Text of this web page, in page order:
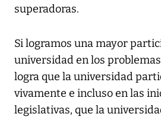
superadoras.
Si logramos una mayor
universidad en los
logra que la universidad
vivamente e incluso en las
legislativas, que la